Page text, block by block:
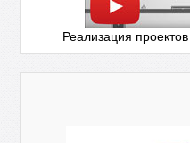
Реализация